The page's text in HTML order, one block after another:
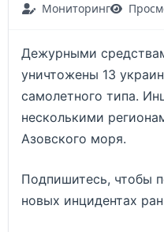
Мониторинг
Дежурными
уничтожены 13
самолетного типа.
несколькими
Азовского моря.
Подпишитесь, чтобы
новых инцидентах